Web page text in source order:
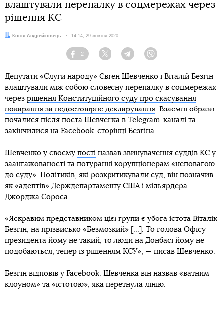
влаштували перепалку в соцмережах через
рішення КС
Автор:Костя Андрейковець Дата:
14:14, 29 жовтня 2020
Facebook
2
Twitter TelegramViber
Депутати «Слуги народу» Євген Шевченко і Віталій Безгін
влаштували між собою словесну перепалку в соцмережах
через рішення Конституційного суду про скасування
покарання за недостовірне декларування. Взаємні образи
почалися після поста Шевченка в Telegram-каналі та
закінчилися на Facebook-сторінці Безгіна.
Шевченко у своєму пості назвав звинувачення суддів КС у
заангажованості та потуранні корупціонерам «неповагою
до суду». Політиків, які розкритикували суд, він позначив
як «адептів» Держдепартаменту США і мільярдера
Джорджа Сороса.
«Яскравим представником цієї групи є убога істота Віталік
Безгін, на прізвисько «Безмозкий» [...]. То голова Офісу
президента йому не такий, то люди на Донбасі йому не
подобаються, тепер із рішенням КСУ», — писав Шевченко.
Безгін відповів у Facebook. Шевченка він назвав «ватним
клоуном» та «істотою», яка перетнула лінію.